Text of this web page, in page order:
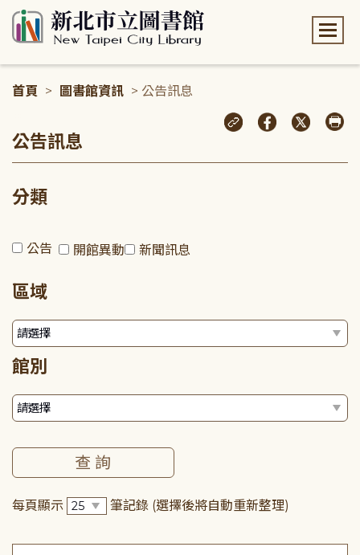
首頁 > 圖書館資訊 > 公告訊息
公告訊息
分類
公告 開館異動 新聞訊息
區域
館別
每頁顯示 筆記錄 (選擇後將自動重新整理)